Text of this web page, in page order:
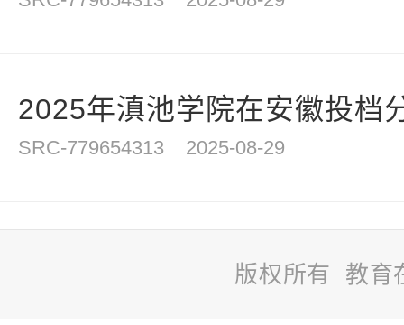
2025年滇池学院在安徽投档
SRC-779654313 2025-08-29
版权所有 教育